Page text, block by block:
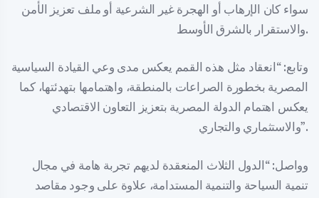
سواء كان الإرهاب أو الهجرة غير الشرعية أو ملف تعزيز الأمن
والاستقرار بالشرق الأوسط.
وتابع: “انعقاد مثل هذه القمم يعكس مدى وعي القيادة السياسية
المصرية بخطورة الصراعات بالمنطقة، واهتمامها بتهدئتها، كما
يعكس اهتمام الدولة المصرية بتعزيز التعاون الاقتصادي
والاستثماري والتجاري”.
وواصل: “الدول الثلاث المنعقدة لديهم تجربة هامة في مجال
تنمية السياحة والتنمية المستدامة، علاوة على وجود مقاصد